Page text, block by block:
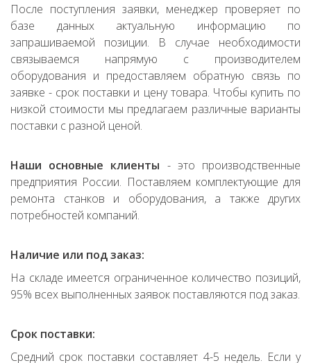
После поступления заявки, менеджер проверяет по
базе данных актуальную информацию по
запрашиваемой позиции. В случае необходимости
связываемся напрямую с производителем
оборудования и предоставляем обратную связь по
заявке - срок поставки и цену товара. Чтобы купить по
низкой стоимости мы предлагаем различные варианты
поставки с разной ценой.
Наши основные клиенты - это производственные
предприятия России. Поставляем комплектующие для
ремонта станков и оборудования, а также других
потребностей компаний.
Наличие или под заказ:
На складе имеется ограниченное количество позиций,
95% всех выполненных заявок поставляются под заказ.
Срок поставки:
Средний срок поставки составляет 4-5 недель. Если у